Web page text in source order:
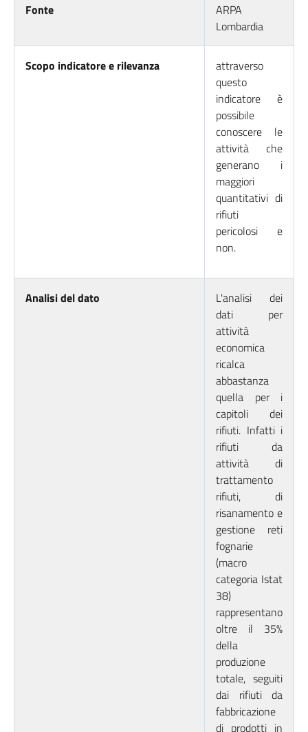
Fonte
ARPA
Lombardia
Scopo indicatore e rilevanza
attraverso
questo
indicatore è
possibile
conoscere le
attività che
generano i
maggiori
quantitativi di
rifiuti
pericolosi e
non.
Analisi del dato
L'analisi dei
dati per
attività
economica
ricalca
abbastanza
quella per i
capitoli dei
rifiuti. Infatti i
rifiuti da
attività di
trattamento
rifiuti, di
risanamento e
gestione reti
fognarie
(macro
categoria Istat
38)
rappresentano
oltre il 35%
della
produzione
totale, seguiti
dai rifiuti da
fabbricazione
di prodotti in